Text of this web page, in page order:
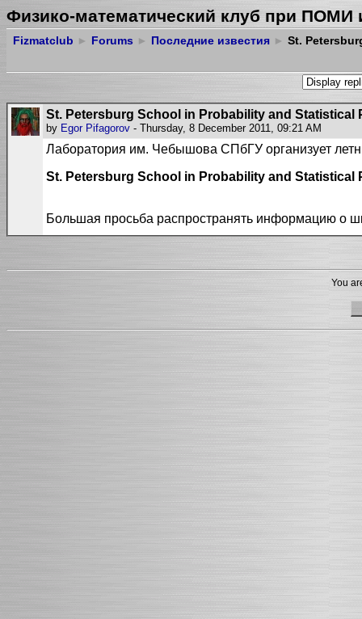
Физико-математический клуб при ПОМИ
Fizmatclub ► Forums ► Последние известия ► St.
St. Petersburg School in Probability and Statistical
by Egor Pifagorov - Thursday, 8 December 2011, 09:21 AM
Лаборатория им. Чебышова СПбГУ организует
St. Petersburg School in Probability and Statistical
Большая просьба распространять информацию о
You